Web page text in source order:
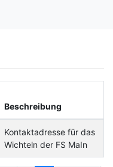
Beschreibung
Kontaktadresse für das
Wichteln der FS MaIn